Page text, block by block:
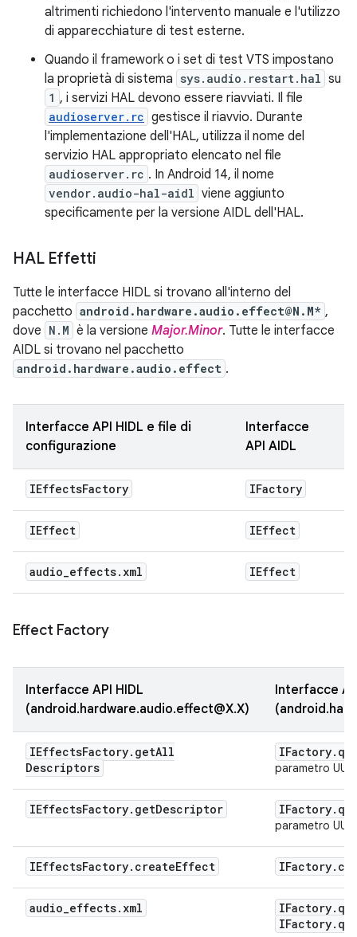
altrimenti richiedono l'intervento manuale e l'utilizzo
di apparecchiature di test esterne.
Quando il framework o i set di test VTS impostano
la proprietà di sistema sys.audio.restart.hal su
1 , i servizi HAL devono essere riavviati. Il file
audioserver.rc gestisce il riavvio. Durante
l'implementazione dell'HAL, utilizza il nome del
servizio HAL appropriato elencato nel file
audioserver.rc . In Android 14, il nome
vendor.audio-hal-aidl viene aggiunto
specificamente per la versione AIDL dell'HAL.
HAL Effetti
Tutte le interfacce HIDL si trovano all'interno del
pacchetto android.hardware.audio.effect@N.M* ,
dove N.M è la versione Major.Minor. Tutte le interfacce
AIDL si trovano nel pacchetto
android.hardware.audio.effect .
Interfacce API HIDL e file di
configurazione
Interfacce
API AIDL
IEffectsFactory IFactory
IEffect IEffect
audio_effects. xml IEffect
Effect Factory
Interfacce API HIDL
(android.hardware.audio.effect@X.X)
Interfacce
IEffectsFactory. getAll
Descriptors
IFactory.
parametro
IEffectsFactory. getDescriptor IFactory.
parametro UUID
IEffectsFactory. createEffect IFactory.
audio_effects. xml IFactory.
IFactory.